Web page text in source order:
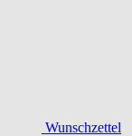
Wunschzettel